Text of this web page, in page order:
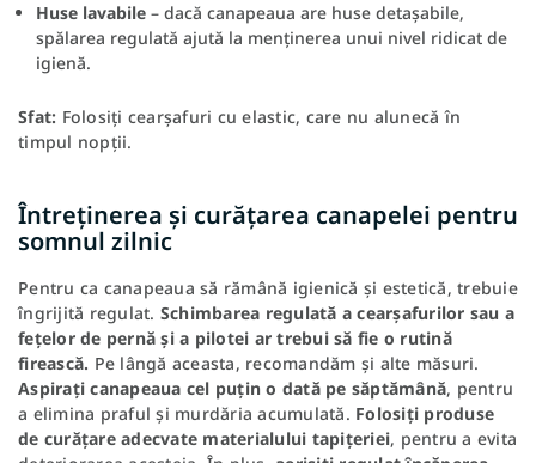
Huse lavabile – dacă canapeaua are huse detașabile,
spălarea regulată ajută la menținerea unui nivel ridicat de
igienă.
Sfat: Folosiți cearșafuri cu elastic, care nu alunecă în
timpul nopții.
Întreținerea și curățarea canapelei pentru
somnul zilnic
Pentru ca canapeaua să rămână igienică și estetică, trebuie
îngrijită regulat. Schimbarea regulată a cearșafurilor sau a
fețelor de pernă și a pilotei ar trebui să fie o rutină
firească. Pe lângă aceasta, recomandăm și alte măsuri.
Aspirați canapeaua cel puțin o dată pe săptămână, pentru
a elimina praful și murdăria acumulată. Folosiți produse
de curățare adecvate materialului tapițeriei, pentru a evita